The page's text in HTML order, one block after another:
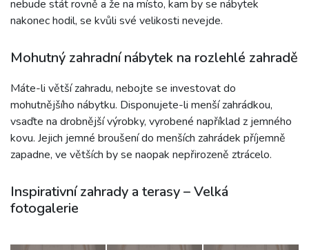
nebude stát rovně a že na místo, kam by se nábytek
nakonec hodil, se kvůli své velikosti nevejde.
Mohutný zahradní nábytek na rozlehlé zahradě
Máte-li větší zahradu, nebojte se investovat do
mohutnějšího nábytku. Disponujete-li menší zahrádkou,
vsaďte na drobnější výrobky, vyrobené například z jemného
kovu. Jejich jemné broušení do menších zahrádek příjemně
zapadne, ve větších by se naopak nepřirozeně ztrácelo.
Inspirativní zahrady a terasy – Velká
fotogalerie